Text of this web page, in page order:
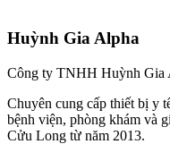
Huỳnh Gia Alpha
Công ty TNHH Huỳnh Gia
Chuyên cung cấp thiết bị y
bệnh viện, phòng khám và
Cửu Long từ năm 2013.